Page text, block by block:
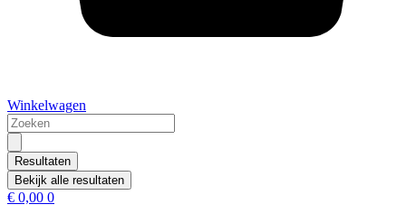
Winkelwagen
Search
...
Resultaten
Bekijk alle resultaten
€ 0,00 0